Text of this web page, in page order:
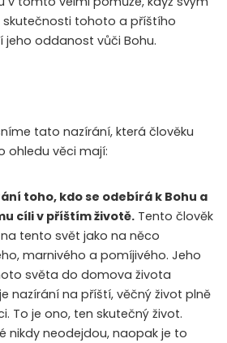
tohoto a příštího
oddanost vůči Bohu.
tato nazírání, která člověku
ohledu věci mají:
toho, kdo se odebírá k Bohu a
cíli v příštím životě. Tento člověk
tento svět jako na něco
marnivého a pomíjivého. Jeho
světa do domova života
nazírání na příští, věčný život plně
To je ono, ten skutečný život.
nikdy neodejdou, naopak je to